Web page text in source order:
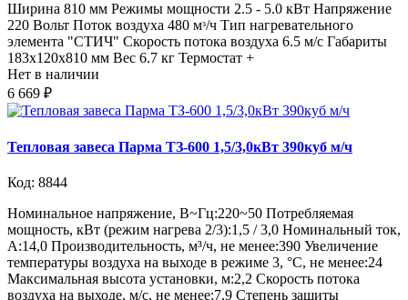
Ширина 810 мм Режимы мощности 2.5 - 5.0 кВт Напряжение
220 Вольт Поток воздуха 480 мᵌ/ч Тип нагревательного
элемента "СТИЧ" Скорость потока воздуха 6.5 м/с Габариты
183x120x810 мм Вес 6.7 кг Термостат +
Нет в наличии
6 669 ₽
Тепловая завеса Парма ТЗ-600 1,5/3,0кВт 390куб м/ч
Код: 8844
Номинальное напряжение, В~Гц:220~50 Потребляемая
мощность, кВт (режим нагрева 2/3):1,5 / 3,0 Номинальный ток,
А:14,0 Производительность, м³/ч, не менее:390 Увеличение
температуры воздуха на выходе в режиме 3, °C, не менее:24
Максимальная высота установки, м:2,2 Скорость потока
воздуха на выходе, м/с, не менее:7,9 Степень защиты